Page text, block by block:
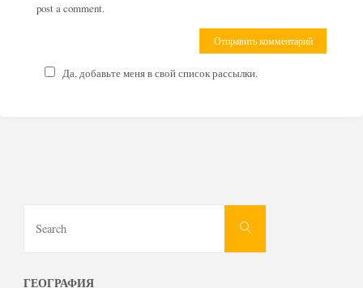
post a comment.
Да, добавьте меня в свой список рассылки.
Search
ГЕОГРАФИЯ